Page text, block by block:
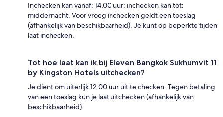
Inchecken kan vanaf: 14.00 uur; inchecken kan tot:
middernacht. Voor vroeg inchecken geldt een toeslag
(afhankelijk van beschikbaarheid). Je kunt op beperkte tijden
laat inchecken.
Tot hoe laat kan ik bij Eleven Bangkok Sukhumvit 11
by Kingston Hotels uitchecken?
Je dient om uiterlijk 12.00 uur uit te checken. Tegen betaling
van een toeslag kun je laat uitchecken (afhankelijk van
beschikbaarheid).